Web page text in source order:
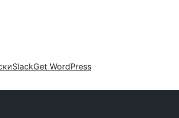
SlackGet WordPress